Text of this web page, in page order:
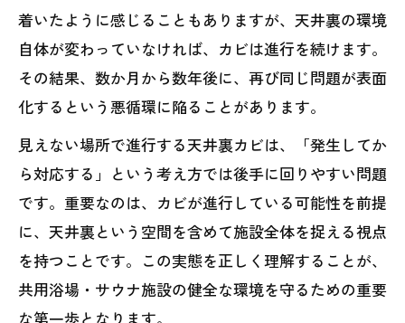
着いたように感じることもありますが、天井裏の環境
自体が変わっていなければ、カビは進行を続けます。
その結果、数か月から数年後に、再び同じ問題が表面
化するという悪循環に陥ることがあります。
見えない場所で進行する天井裏カビは、「発生してか
ら対応する」という考え方では後手に回りやすい問題
です。重要なのは、カビが進行している可能性を前提
に、天井裏という空間を含めて施設全体を捉える視点
を持つことです。この実態を正しく理解することが、
共用浴場・サウナ施設の健全な環境を守るための重要
な第一歩となります。